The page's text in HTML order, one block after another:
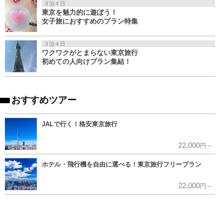
３泊４日
東京を魅力的に遊ぼう！
女子旅におすすめのプラン特集
３泊４日
ワクワクがとまらない東京旅行
初めての人向けプラン集結！
おすすめツアー
JALで行く！格安東京旅行
22,000円～
ホテル・飛行機を自由に選べる！東京旅行フリープラン
22,000円～